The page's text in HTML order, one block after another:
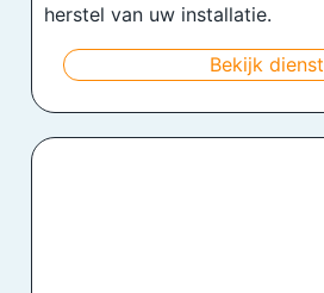
herstel van uw installatie.
Bekijk dienst